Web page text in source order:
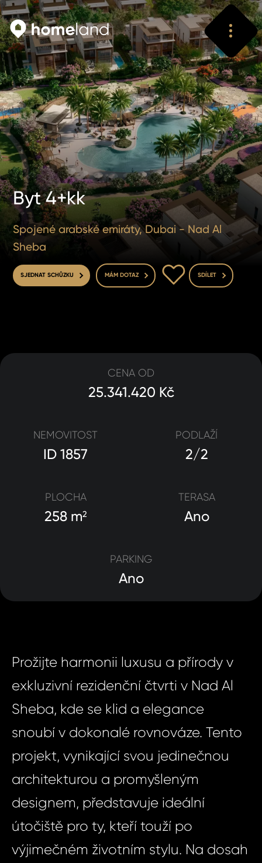
Byt 4+kk
Spojené arabské emiráty, Dubai - Nad Al
Sheba
SJEDNAT SCHŮZKU MÁM DOTAZ
DO OBLÍBENÝCH
SDÍLET
NEMOVITOST
ID 1857
PODLAŽÍ
2/2
PLOCHA
258 m2
TERASA
Ano
PARKING
Ano
CENA OD
25.341.420 Kč
Prožijte harmonii luxusu a přírody v
exkluzivní rezidenční čtvrti v Nad Al
Sheba, kde se klid a elegance
snoubí v dokonalé rovnováze. Tento
projekt, vynikající svou jedinečnou
architekturou a promyšleným
designem, představuje ideální
útočiště pro ty, kteří touží po
výjimečném životním stylu. Na dosah
Vyhledat
Vyhledat